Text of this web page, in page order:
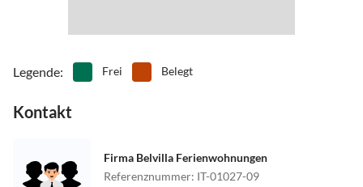
Legende: Frei Belegt
Kontakt
Firma Belvilla Ferienwohnungen
Referenznummer: IT-01027-09